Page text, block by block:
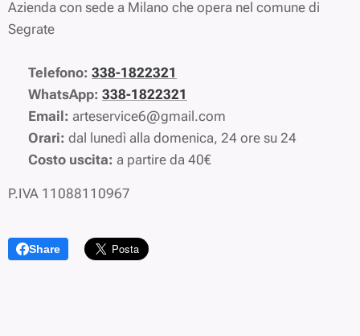
Azienda con sede a Milano che opera nel comune di
Segrate
Telefono: 338-1822321
WhatsApp: 338-1822321
Email: arteservice6@gmail.com
Orari: dal lunedì alla domenica, 24 ore su 24
Costo uscita: a partire da 40€
P.IVA 11088110967
Share